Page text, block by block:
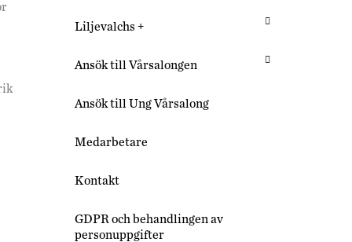
Liljevalchs +
Ansök till Vårsalongen
Ansök till Ung Vårsalong
Medarbetare
Kontakt
GDPR och behandlingen av
personuppgifter